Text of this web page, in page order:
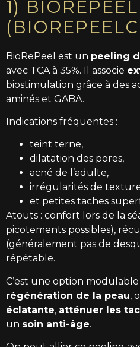
1) BIOREPEEL
BioRePeel est un peeling
avec TCA à 35%. Il associe
biostimulation grâce à des
aminés et GABA.
Indications fréquentes :
teint terne,
dilatation des pores,
acné de l’adulte,
irrégularités de
et petites taches
Atouts : confort lors de la
picotements possibles),
(généralement pas de
répétable.
C’est une option
régénération de la peau,
éclatante, atténuer les
un soin anti-âge.